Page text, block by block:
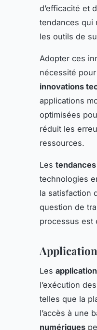
d’efficacité et
tendances qui
les outils de
Adopter ces
nécessité
innovations
applications
optimisées
réduit les
ressources.
Les
technologies
la satisfaction
question de
processus est
Les
l’exécution
telles que la
l’accès à une
numériques